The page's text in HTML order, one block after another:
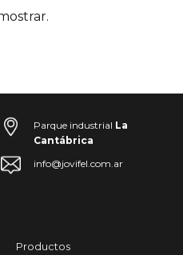
Parque industrial La
Cantábrica
info@jovifel.com.ar
Productos